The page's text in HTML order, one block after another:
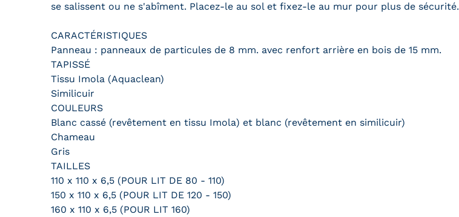
se salissent ou ne s'abîment. Placez-le au sol et fixez-le au mur pour plus de sécurité.
CARACTÉRISTIQUES
Panneau : panneaux de particules de 8 mm. avec renfort arrière en bois de 15 mm.
TAPISSÉ
Tissu Imola (Aquaclean)
Similicuir
COULEURS
Blanc cassé (revêtement en tissu Imola) et blanc (revêtement en similicuir)
Chameau
Gris
TAILLES
110 x 110 x 6,5 (POUR LIT DE 80 - 110)
150 x 110 x 6,5 (POUR LIT DE 120 - 150)
160 x 110 x 6,5 (POUR LIT 160)